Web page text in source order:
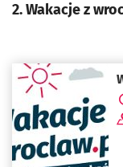
2. Wakacje z